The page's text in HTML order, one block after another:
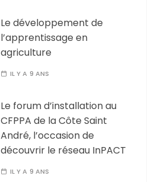
Le développement de
l’apprentissage en
agriculture
IL Y A 9 ANS
Le forum d’installation au
CFPPA de la Côte Saint
André, l’occasion de
découvrir le réseau InPACT
IL Y A 9 ANS